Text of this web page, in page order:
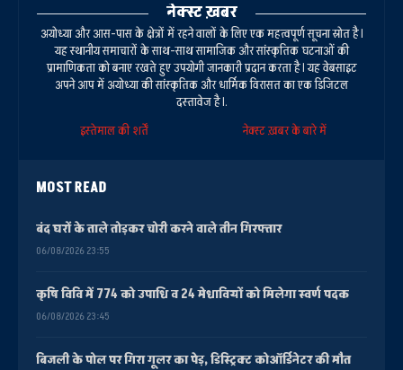
नेक्स्ट ख़बर
अयोध्या और आस-पास के क्षेत्रों में रहने वालों के लिए एक महत्वपूर्ण सूचना स्रोत है।
यह स्थानीय समाचारों के साथ-साथ सामाजिक और सांस्कृतिक घटनाओं की
प्रामाणिकता को बनाए रखते हुए उपयोगी जानकारी प्रदान करता है। यह वेबसाइट
अपने आप में अयोध्या की सांस्कृतिक और धार्मिक विरासत का एक डिजिटल
दस्तावेज है।.
इस्तेमाल की शर्तें
नेक्स्ट ख़बर के बारे में
MOST READ
बंद घरों के ताले तोड़कर चोरी करने वाले तीन गिरफ्तार
06/08/2026 23:55
कृषि विवि में 774 को उपाधि व 24 मेधावियों को मिलेगा स्वर्ण पदक
06/08/2026 23:45
बिजली के पोल पर गिरा गूलर का पेड़, डिस्ट्रिक्ट कोऑर्डिनेटर की मौत